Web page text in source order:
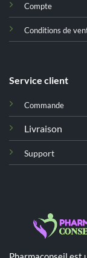
Compte
Conditions de
Service client
Commande
Livraison
Support